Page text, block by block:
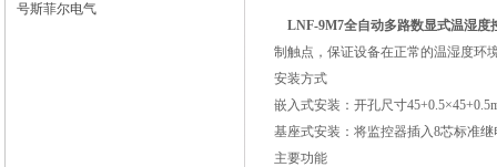
号斯菲尔电气
LNF-9M7全自动多路数显式温湿度
制触点，保证设备在正常的温湿度环
安装方式
嵌入式安装：开孔尺寸
基座式安装：将监控器插入8芯标准
主要功能